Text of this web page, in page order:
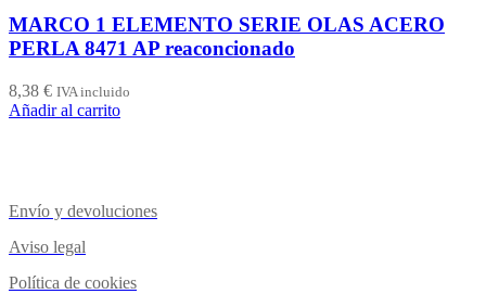
MARCO 1 ELEMENTO SERIE OLAS ACERO
PERLA 8471 AP reaconcionado
8,38 € IVA incluido
Añadir al carrito
Envío y devoluciones
Aviso legal
Política de cookies